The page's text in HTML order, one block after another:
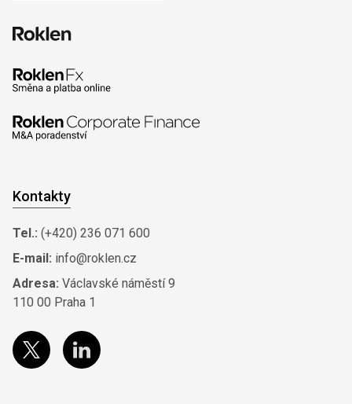
Kontakty
Tel.: (+420) 236 071 600
E-mail: info@roklen.cz
Adresa: Václavské náměstí 9
110 00 Praha 1